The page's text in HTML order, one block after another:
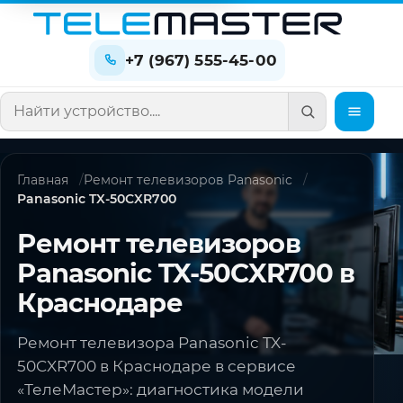
+7 (967) 555-45-00
Поиск по сайту
Главная
Ремонт телевизоров Panasonic
Panasonic TX-50CXR700
Ремонт телевизоров
Panasonic TX-50CXR700 в
Краснодаре
Ремонт телевизора Panasonic TX-
50CXR700 в Краснодаре в сервисе
«ТелеМастер»: диагностика модели